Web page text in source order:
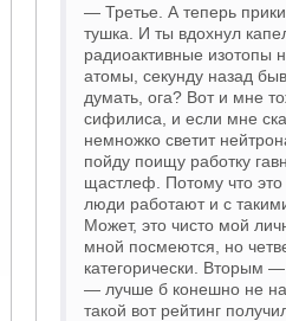
— Третье. А теперь
тушка. И ты вдохнул
радиоактивные изотопы
атомы, секунду назад
думать, ога? Вот и мне
сифилиса, и если мне
немножко светит
пойду поищу работку
щастлеф. Потому что
люди работают и с
Может, это чисто мой
мной посмеются, но
категорически. Вторым
— лучше б конешно не
такой вот рейтинг